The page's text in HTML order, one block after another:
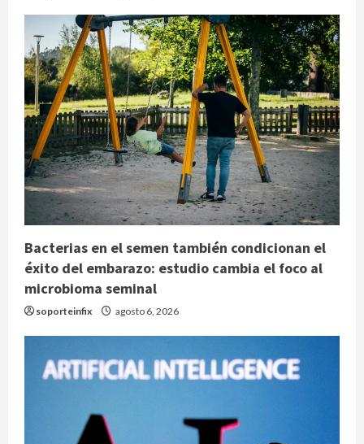
Bacterias en el semen también condicionan el
éxito del embarazo: estudio cambia el foco al
microbioma seminal
soporteinfix agosto 6, 2026